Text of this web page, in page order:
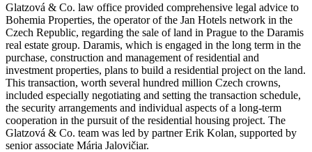
Glatzová & Co. law office provided comprehensive legal advice to
Bohemia Properties, the operator of the Jan Hotels network in the
Czech Republic, regarding the sale of land in Prague to the Daramis
real estate group. Daramis, which is engaged in the long term in the
purchase, construction and management of residential and
investment properties, plans to build a residential project on the land.
This transaction, worth several hundred million Czech crowns,
included especially negotiating and setting the transaction schedule,
the security arrangements and individual aspects of a long-term
cooperation in the pursuit of the residential housing project. The
Glatzová & Co. team was led by partner Erik Kolan, supported by
senior associate Mária Jalovičiar.